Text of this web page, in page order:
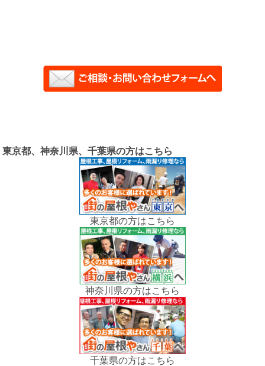
東京都、神奈川県、千葉県の方はこちら
東京都の方はこちら
神奈川県の方はこちら
千葉県の方はこちら